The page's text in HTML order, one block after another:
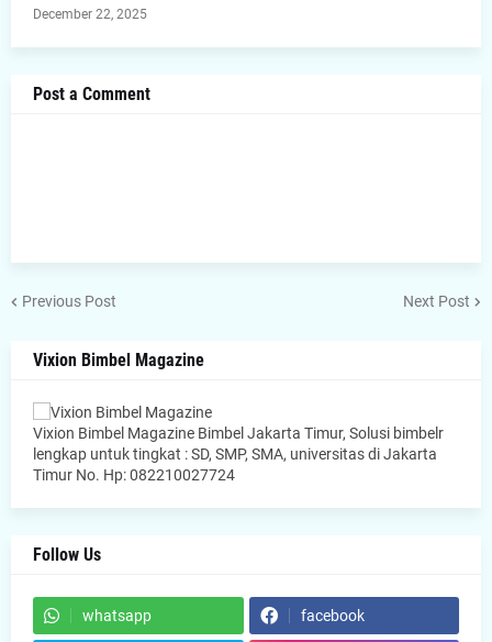
December 22, 2025
Post a Comment
Previous Post Next Post
Vixion Bimbel Magazine
Vixion Bimbel Magazine Bimbel Jakarta Timur, Solusi bimbelr
lengkap untuk tingkat : SD, SMP, SMA, universitas di Jakarta
Timur No. Hp: 082210027724
Follow Us
whatsapp facebook